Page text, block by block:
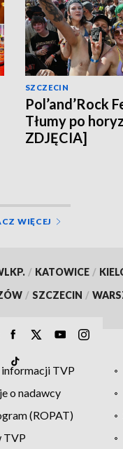
SZCZECIN
Pol’and’Rock
Tłumy po
ZDJĘCIA]
WIĘCEJ
/ KATOWICE /
/ SZCZECIN /
TVP
o nadawcy
(ROPAT)
TVP